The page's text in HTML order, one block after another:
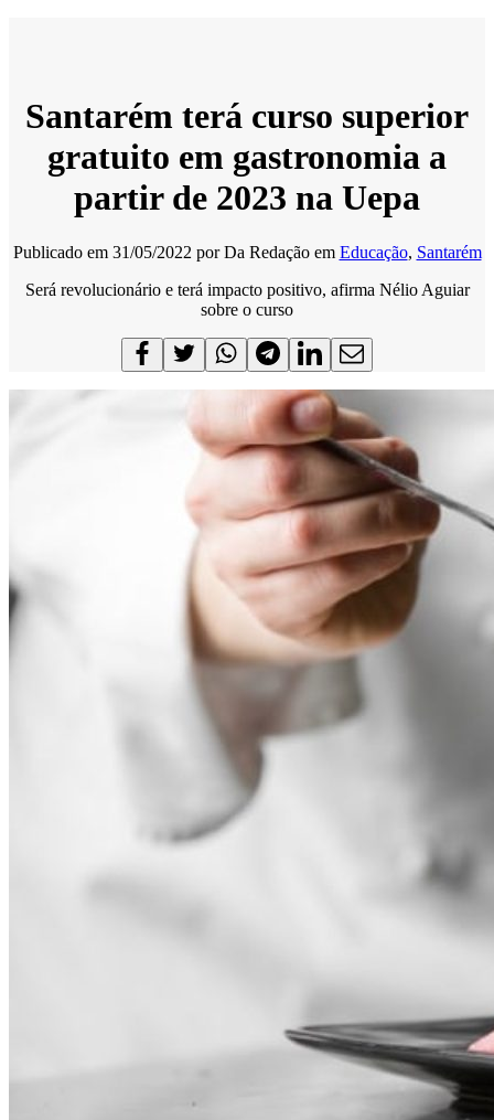
Santarém terá curso superior
gratuito em gastronomia a
partir de 2023 na Uepa
Publicado em 31/05/2022 porDa Redação em Educação, Santarém
Será revolucionário e terá impacto positivo, afirma Nélio Aguiar
sobre o curso